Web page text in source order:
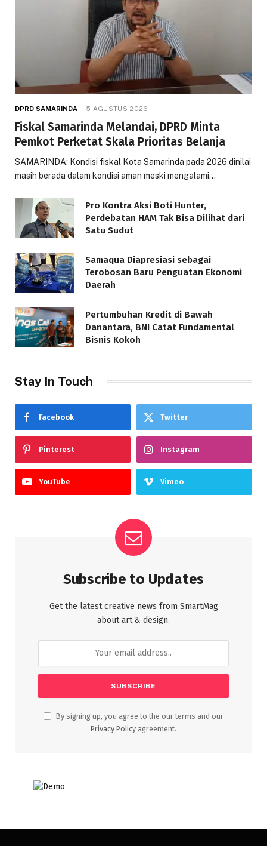
DPRD SAMARINDA 5 AGUSTUS 2026
Fiskal Samarinda Melandai, DPRD Minta
Pemkot Perketat Skala Prioritas Belanja
SAMARINDA: Kondisi fiskal Kota Samarinda pada 2026 dinilai
masih berada dalam kondisi aman meski mengalami…
Pro Kontra Aksi Boti Hunter,
Perdebatan HAM Tak Bisa Dilihat dari
Satu Sudut
Samaqua Diapresiasi sebagai
Terobosan Baru Penguatan Ekonomi
Daerah
Pertumbuhan Kredit di Bawah
Danantara, BNI Catat Fundamental
Bisnis Kokoh
Stay In Touch
Facebook Twitter
Pinterest Instagram
YouTube Vimeo
Subscribe to Updates
Get the latest creative news from SmartMag
about art & design.
By signing up, you agree to the our terms and our
Privacy Policy agreement.